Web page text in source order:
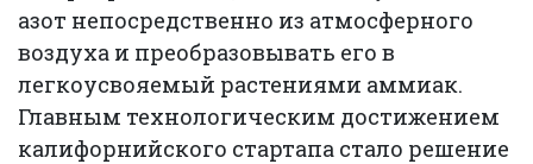
азот непосредственно из атмосферного
воздуха и преобразовывать его в
легкоусвояемый растениями аммиак.
Главным технологическим достижением
калифорнийского стартапа стало решение